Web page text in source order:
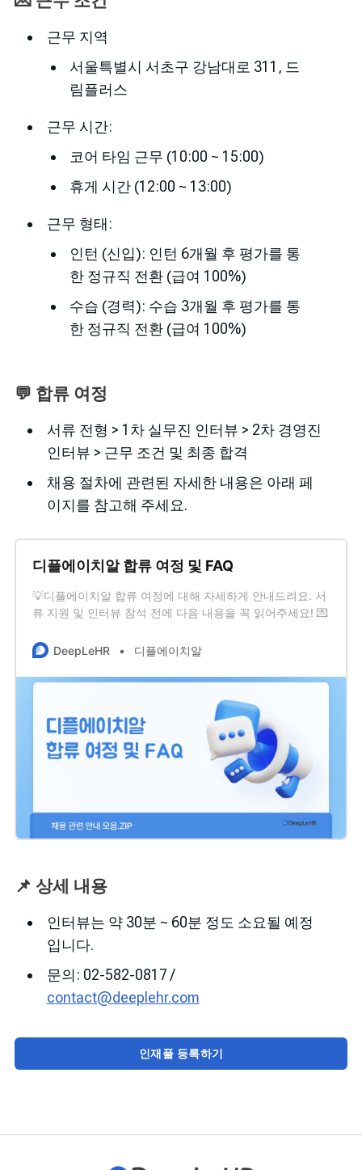
근무 지역
서울특별시 서초구 강남대로 311, 드
림플러스
근무 시간:
코어 타임 근무 (10:00 ~ 15:00)
휴게 시간 (12:00 ~ 13:00)
근무 형태:
인턴 (신입): 인턴 6개월 후 평가를 통
한 정규직 전환 (급여 100%)
수습 (경력): 수습 3개월 후 평가를 통
한 정규직 전환 (급여 100%)
💬 합류 여정
서류 전형 > 1차 실무진 인터뷰 > 2차 경영진
인터뷰 > 근무 조건 및 최종 합격
채용 절차에 관련된 자세한 내용은 아래 페
이지를 참고해 주세요.
디플에이치알 합류 여정 및 FAQ
💡디플에이치알 합류 여정에 대해 자세하게 안내드려요. 서
류 지원 및 인터뷰 참석 전에 다음 내용을 꼭 읽어주세요! 💌
이 지원하신 포지션에서 잘 발휘될 수 있는지 검토하는 과정
주세요. * 각 포지션 페이지에 안내된 ”이력서는 이렇게 작
DeepLeHR 디플에이치알
📌 상세 내용
인터뷰는 약 30분 ~ 60분 정도 소요될 예정
입니다.
문의: 02-582-0817 /
contact@deeplehr.com
인재풀 등록하기